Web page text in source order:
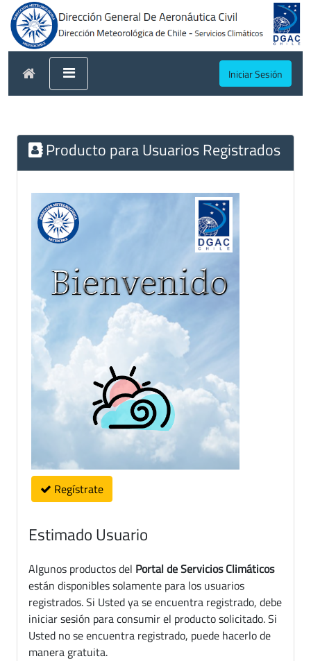
Iniciar Sesión
Producto para Usuarios Registrados
Regístrate
Estimado Usuario
Algunos productos del Portal de Servicios Climáticos
están disponibles solamente para los usuarios
registrados. Si Usted ya se encuentra registrado, debe
iniciar sesión para consumir el producto solicitado. Si
Usted no se encuentra registrado, puede hacerlo de
manera gratuita.